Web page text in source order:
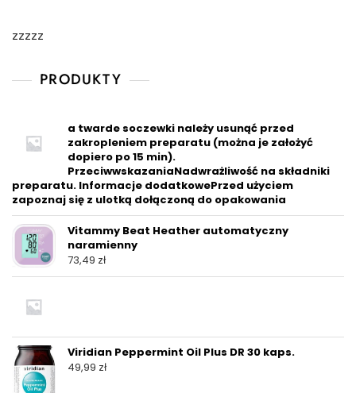
zzzzz
PRODUKTY
a twarde soczewki należy usunąć przed
zakropleniem preparatu (można je założyć
dopiero po 15 min).
PrzeciwwskazaniaNadwrażliwość na składniki
preparatu. Informacje dodatkowePrzed użyciem
zapoznaj się z ulotką dołączoną do opakowania
Vitammy Beat Heather automatyczny
naramienny
73,49 zł
Viridian Peppermint Oil Plus DR 30 kaps.
49,99 zł